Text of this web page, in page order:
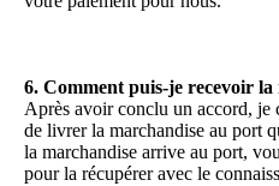
6. Comment puis-je recevoir la
Après avoir conclu un accord, je
de livrer la marchandise au port
la marchandise arrive au port,
pour la récupérer avec le